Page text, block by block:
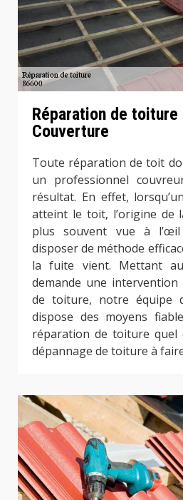
Réparation de toiture
Couverture
Toute réparation de toit
un professionnel
résultat. En effet,
atteint le toit, l’origine de
plus souvent vue à
disposer de méthode
la fuite vient. Mettant
demande une
de toiture, notre équipe
dispose des moyens
réparation de toiture quel
dépannage de toiture à